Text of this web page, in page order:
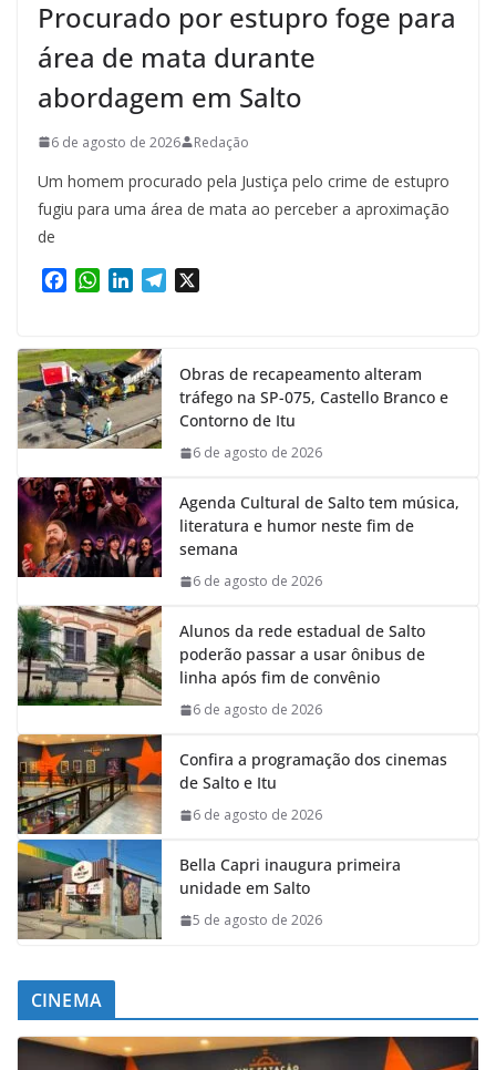
Procurado por estupro foge para
área de mata durante
abordagem em Salto
6 de agosto de 2026 Redação
Um homem procurado pela Justiça pelo crime de estupro
fugiu para uma área de mata ao perceber a aproximação
de
e
b
o
o
k
W
t
s
A
p
p
k
e
d
I
n
m
Obras de recapeamento alteram
tráfego na SP-075, Castello Branco e
Contorno de Itu
6 de agosto de 2026
Agenda Cultural de Salto tem música,
literatura e humor neste fim de
semana
6 de agosto de 2026
Alunos da rede estadual de Salto
poderão passar a usar ônibus de
linha após fim de convênio
6 de agosto de 2026
Confira a programação dos cinemas
de Salto e Itu
6 de agosto de 2026
Bella Capri inaugura primeira
unidade em Salto
5 de agosto de 2026
CINEMA